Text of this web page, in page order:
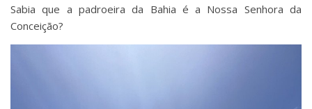
Sabia que a padroeira da Bahia é a Nossa Senhora da
Conceição?